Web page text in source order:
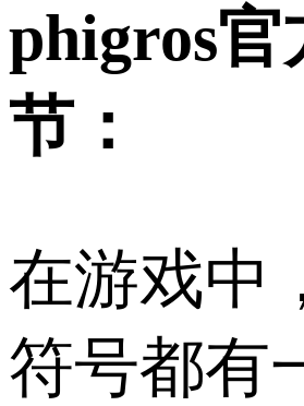
phigros官
节：
在游戏中
符号都有